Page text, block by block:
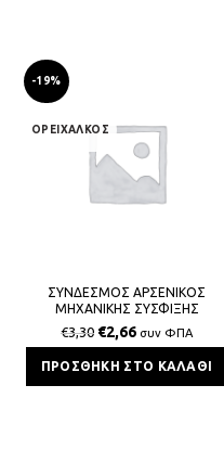
-19%
ΟΡΕΙΧΑΛΚΟΣ
ΣΥΝΔΕΣΜΟΣ ΑΡΣΕΝΙΚΟΣ
ΜΗΧΑΝΙΚΗΣ ΣΥΣΦΙΞΗΣ
ΠΟΛΥΣΤΡΩΜΑΤΙΚΗΣ 26x3x3/4 BS
€3,30 €2,66 συν ΦΠΑ
ΠΡΟΣΘΉΚΗ ΣΤΟ ΚΑΛΆΘΙ